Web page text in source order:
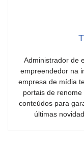
Administrador de
empreendedor na
empresa de mídia
portais de
conteúdos para
últimas